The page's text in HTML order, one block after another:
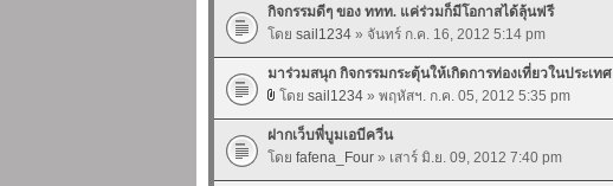
กิจกรรมดีๆ ของ ททท. แค่ร่วมก็มีโอกาสได้ลุ้นฟรี
โดย sail1234 » จันทร์ ก.ค. 16, 2012 5:14 pm
มาร่วมสนุก กิจกรรมกระตุ้นให้เกิดการท่องเที่ยวในประเทศ
โดย sail1234 » พฤหัสฯ. ก.ค. 05, 2012 5:35 pm
ฝากเว็บพี่บูมเอบีควีน
โดย fafena_Four » เสาร์ มิ.ย. 09, 2012 7:40 pm